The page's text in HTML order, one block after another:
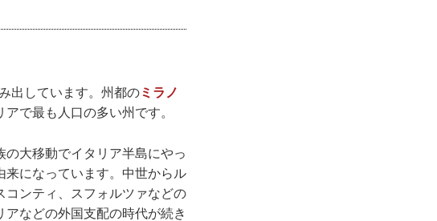
出しています。州都のミラノ
で最も人口の多い州です。
大移動でイタリア半島にやっ
来になっています。中世からル
コンティ、スフォルツァなどの
などの外国支配の時代が続き